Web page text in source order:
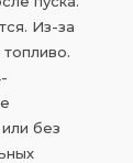
Из-за
без